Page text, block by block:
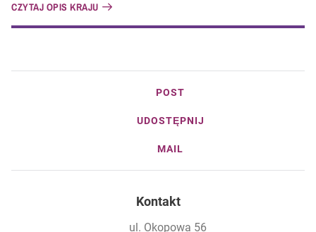
CZYTAJ OPIS KRAJU
POST
UDOSTĘPNIJ
MAIL
Kontakt
ul. Okopowa 56